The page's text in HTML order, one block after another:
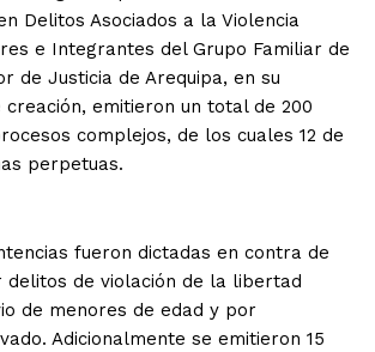
Delitos Asociados a la Violencia
e Integrantes del Grupo Familiar de
de Justicia de Arequipa, en su
creación, emitieron un total de 200
complejos, de los cuales 12 de
perpetuas.
fueron dictadas en contra de
delitos de violación de la libertad
de menores de edad y por
Adicionalmente se emitieron 15